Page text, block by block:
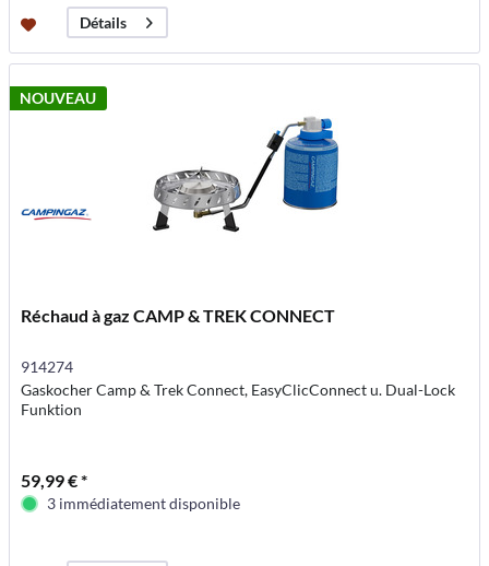
Détails
NOUVEAU
Réchaud à gaz CAMP & TREK CONNECT
914274
Gaskocher Camp & Trek Connect, EasyClicConnect u. Dual-Lock
Funktion
59,99 € *
3 immédiatement disponible